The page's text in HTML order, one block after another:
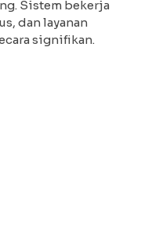
Sistem bekerja
dan layanan
signifikan.